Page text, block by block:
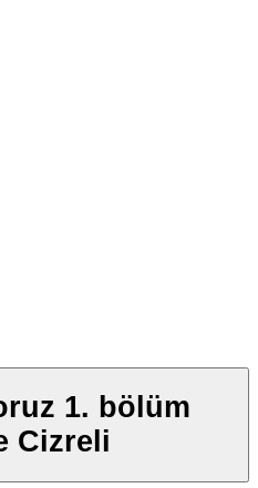
1. bölüm
Cizreli